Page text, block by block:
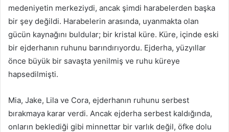
medeniyetin merkeziydi, ancak şimdi harabelerden başka
bir şey değildi. Harabelerin arasında, uyanmakta olan
gücün kaynağını buldular; bir kristal küre. Küre, içinde eski
bir ejderhanın ruhunu barındırıyordu. Ejderha, yüzyıllar
önce büyük bir savaşta yenilmiş ve ruhu küreye
hapsedilmişti.
Mia, Jake, Lila ve Cora, ejderhanın ruhunu serbest
bırakmaya karar verdi. Ancak ejderha serbest kaldığında,
onların beklediği gibi minnettar bir varlık değil, öfke dolu